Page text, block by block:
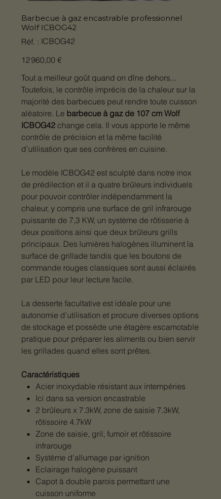
Barbecue à gaz encastrable professionnel
Wolf ICBOG42​
Réf. : SKU
ICBOG42
ICBOG42
Prix
12 960,00 €
Tout a meilleur goût quand on dîne dehors...
Toutefois, le contrôle imprécis de la chaleur sur la
majorité des barbecues peut rendre toute cuisson
aléatoire. Le barbecue à gaz de 107 cm Wolf
ICBOG42change cela. Il vous apporte le même
contrôle de précision et la même facilité
d’utilisation que ses confrères en cuisine.
Le modèle ICBOG42 est sculpté dans notre inox
de prédilection et il a quatre brûleurs individuels
pour pouvoir contrôler indépendamment la
chaleur, y compris une surface de gril infrarouge
puissante de 7,3 KW, un système de rôtisserie à
deux positions ainsi que deux brûleurs grills
principaux. Des lumières halogènes illuminent la
surface de grillade tandis que les boutons de
commande rouges classiques sont aussi éclairés
par LED pour leur lecture facile.
La desserte facultative est idéale pour une
autonomie d’utilisation et procure diverses options
de stockage et possède une étagère escamotable
pratique pour préparer les aliments ou bien servir
les grillades quand elles sont prêtes.
Caractéristiques
Acier inoxydable résistant aux intempéries
Ici dans sa version encastrable
2 brûleurs x 7.3kW, zone de saisie 7.3kW,
rôtissoire 4.7kW
Zone de saisie, gril, fumoir et rôtissoire
infrarouge
Système d'allumage par ignition
Eclairage halogène puissant
Capot à double parois permettant une
cuisson uniforme